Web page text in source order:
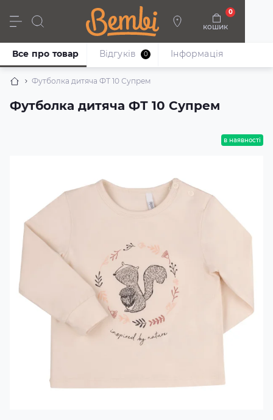
кошик
0
Дівчата Хлопці Немовлята Взуття
Футболка дитяча ФТ 10 Супрем
Футболка дитяча ФТ 10 Супрем
Все про товар Відгуків 0 Iнформація
в наявності